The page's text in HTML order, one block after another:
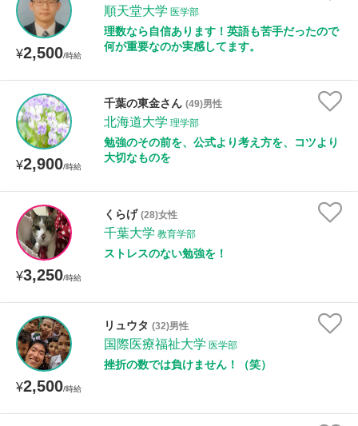
¥2,500/時給
順天堂大学 医学部
理数なら自信あります！英語も苦手だったので
何が重要なのか実感してます。
¥2,900/時給
千葉の東金さん (49)男性
北海道大学 理学部
勉強のその前を、公式より考え方を、コツより
大切なものを
¥3,250/時給
くらげ (28)女性
千葉大学 教育学部
ストレスのない勉強を！
¥2,500/時給
リュウタ (32)男性
国際医療福祉大学 医学部
挫折の数では負けません！（笑）